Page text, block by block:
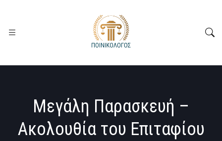
Μεγάλη Παρασκευή –
Ακολουθία του Επιταφίου